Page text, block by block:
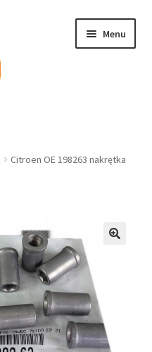
Menu
Citroen OE 198263 nakrętka